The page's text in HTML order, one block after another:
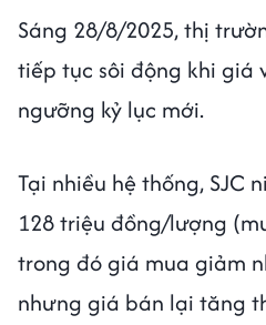
Sáng 28/8/2025, thị
tiếp tục sôi động khi giá
ngưỡng kỷ lục mới.
Tại nhiều hệ thống, SJC
128 triệu đồng/lượng
trong đó giá mua giảm
nhưng giá bán lại tăng